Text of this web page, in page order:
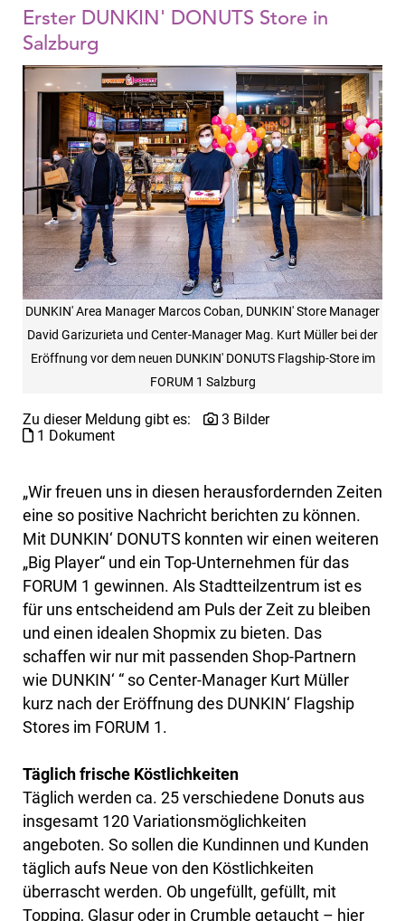
Erster DUNKIN' DONUTS Store in
Salzburg
DUNKIN' Area Manager Marcos Coban, DUNKIN' Store Manager
David Garizurieta und Center-Manager Mag. Kurt Müller bei der
Eröffnung vor dem neuen DUNKIN' DONUTS Flagship-Store im
FORUM 1 Salzburg
Zu dieser Meldung gibt es:
3 Bilder
1 Dokument
„Wir freuen uns in diesen herausfordernden Zeiten
eine so positive Nachricht berichten zu können.
Mit DUNKIN‘ DONUTS konnten wir einen weiteren
„Big Player“ und ein Top-Unternehmen für das
FORUM 1 gewinnen. Als Stadtteilzentrum ist es
für uns entscheidend am Puls der Zeit zu bleiben
und einen idealen Shopmix zu bieten. Das
schaffen wir nur mit passenden Shop-Partnern
wie DUNKIN‘ “ so Center-Manager Kurt Müller
kurz nach der Eröffnung des DUNKIN‘ Flagship
Stores im FORUM 1.
Täglich frische Köstlichkeiten
Täglich werden ca. 25 verschiedene Donuts aus
insgesamt 120 Variationsmöglichkeiten
angeboten. So sollen die Kundinnen und Kunden
täglich aufs Neue von den Köstlichkeiten
überrascht werden. Ob ungefüllt, gefüllt, mit
Topping, Glasur oder in Crumble getaucht – hier